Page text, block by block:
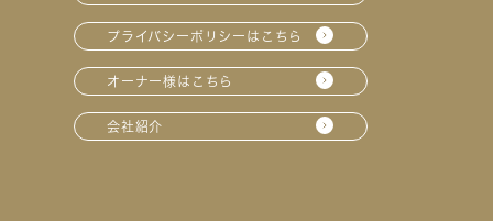
プライバシーポリシーはこちら
オーナー様はこちら
会社紹介